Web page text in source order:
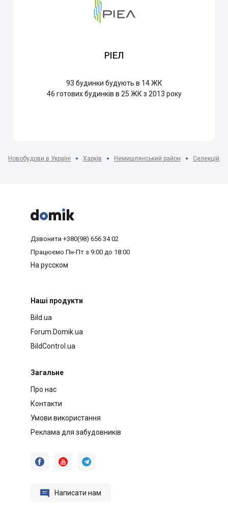
РІЕЛ
93 будинки будують в 14 ЖК
46 готових будинків в 25 ЖК з 2013 року
Новобудови в Україні Харків Немишлянський район



Дзвонити +380(98) 656 34 02
Працюємо Пн-Пт з 9:00 до 18:00
На русском
Наші продукти
Bild.ua
Forum.Domik.ua
BildControl.ua
Загальне
Про нас
Контакти
Умови використання
Реклама для забудовників
  
 Написати нам